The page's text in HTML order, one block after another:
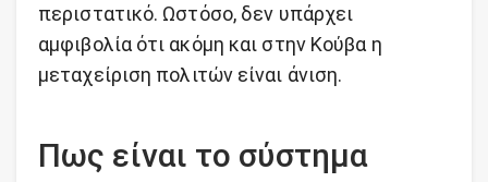
περιστατικό. Ωστόσο, δεν υπάρχει
αμφιβολία ότι ακόμη και στην Κούβα η
μεταχείριση πολιτών είναι άνιση.
Πως είναι το σύστημα